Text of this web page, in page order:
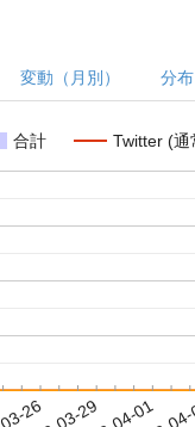
変動（月別） 分布
合計 Twitter (通